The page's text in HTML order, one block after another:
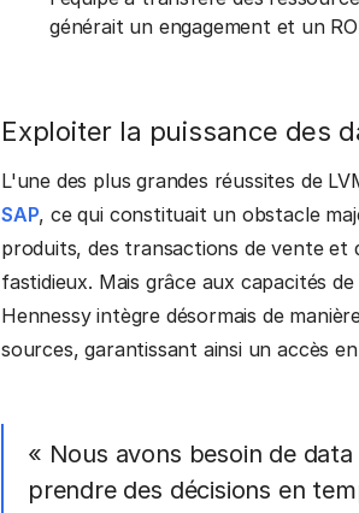
générait un engagement et un
Exploiter la puissance des
L'une des plus grandes réussites de
SAP, ce qui constituait un obstacle
produits, des transactions de vente
fastidieux. Mais grâce aux capacités
Hennessy intègre désormais de
sources, garantissant ainsi un accès
« Nous avons besoin de
prendre des décisions en